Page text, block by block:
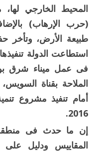
المحيط الخارجي لها،
(حرب الإرهاب)
طبيعة الأرض، وتأخر حفر
فى عمل ميناء شرق
الملاحة بقناة
أمام تنفيذ مشروع
2016.
إن ما حدث فى
المقاييس ودليل على